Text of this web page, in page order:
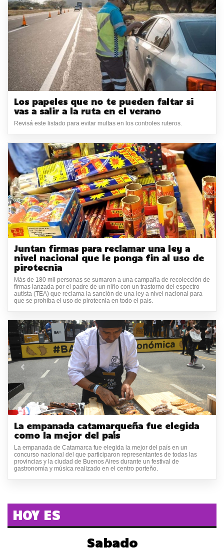
Los papeles que no te pueden faltar si
vas a salir a la ruta en el verano
Revisá este listado para evitar multas en los controles ruteros.
Juntan firmas para reclamar una ley a
nivel nacional que le ponga fin al uso de
pirotecnia
Más de 180 mil personas se sumaron a una campaña de recolección de
firmas lanzada por el padre de un niño con un trastorno del espectro
autista (TEA) que reclama la sanción de una ley a nivel nacional para
que se prohíba el uso de pirotecnia en todo el país.
La empanada catamarqueña fue elegida
como la mejor del país
La empanada de Catamarca fue elegida la mejor del país en un
concurso nacional del que participaron representantes de todas las
provincias y la ciudad de Buenos Aires durante un festival de
gastronomía y música realizado en el centro porteño.
HOY ES
Sabado